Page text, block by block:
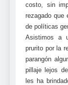
costo, sin
rezagado que
de políticas
Asistimos a
prurito por la
parangón
pillaje lejos
les ha